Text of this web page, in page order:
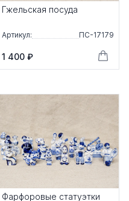
Гжельская посуда
Артикул: ПС-17179
1 400 ₽
Фарфоровые статуэтки